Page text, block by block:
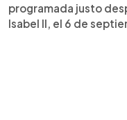
programada justo
Isabel II, el 6 de